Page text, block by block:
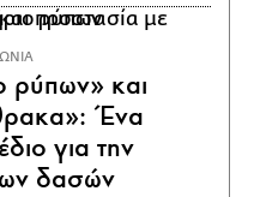
ρύπων» και
Ένα
για την
δασών